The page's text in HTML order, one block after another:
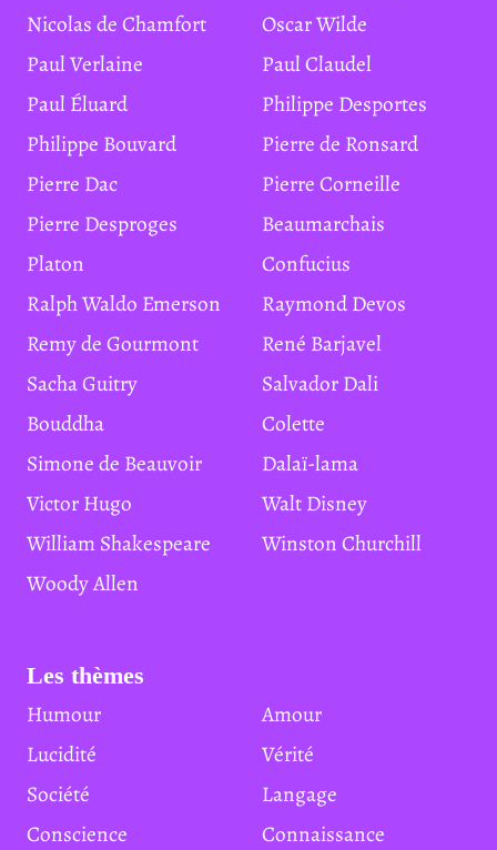
Nicolas de Chamfort
Oscar Wilde
Paul Verlaine
Paul Claudel
Paul Éluard
Philippe Desportes
Philippe Bouvard
Pierre de Ronsard
Pierre Dac
Pierre Corneille
Pierre Desproges
Beaumarchais
Platon
Confucius
Ralph Waldo Emerson
Raymond Devos
Remy de Gourmont
René Barjavel
Sacha Guitry
Salvador Dali
Bouddha
Colette
Simone de Beauvoir
Dalaï-lama
Victor Hugo
Walt Disney
William Shakespeare
Winston Churchill
Woody Allen
Les thèmes
Humour
Amour
Lucidité
Vérité
Société
Langage
Conscience
Connaissance